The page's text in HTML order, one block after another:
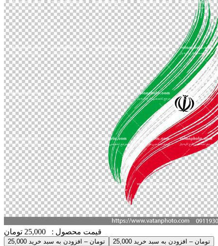
قیمت محصول : 25,000 تومان
25,000 تومان – افزودن به سبد خرید